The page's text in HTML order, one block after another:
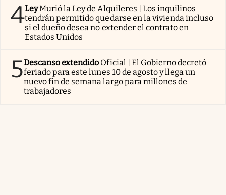
4LeyMurió la Ley de Alquileres | Los inquilinos
tendrán permitido quedarse en la vivienda incluso
si el dueño desea no extender el contrato en
Estados Unidos
5Descanso extendido Oficial | El Gobierno decretó
feriado para este lunes 10 de agosto y llega un
nuevo fin de semana largo para millones de
trabajadores